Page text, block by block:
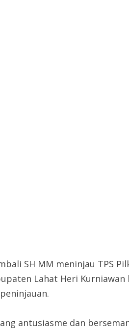
SH MM meninjau TPS
Lahat Heri
antusiasme dan